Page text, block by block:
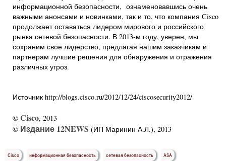
информационной безопасности, ознаменовавшись очень
важными анонсами и новинками, так и то, что компания Cisco
продолжает оставаться лидером мирового и российского
рынка сетевой безопасности. В 2013-м году, уверен, мы
сохраним свое лидерство, предлагая нашим заказчикам и
партнерам лучшие решения для обнаружения и отражения
различных угроз.
Источник http://blogs.cisco.ru/2012/12/24/ciscosecurity2012/
© Cisco, 2013
© Издание 12NEWS (ИП Маринин А.Л.), 2013
Cisco информационная безопасность сетевая безопасность ASA